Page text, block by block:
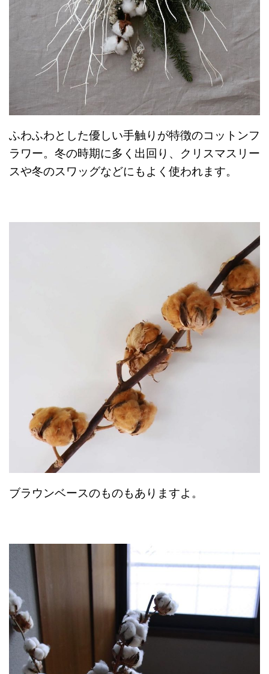
ふわふわとした優しい手触りが特徴のコットンフ
ラワー。冬の時期に多く出回り、クリスマスリー
スや冬のスワッグなどにもよく使われます。
ブラウンベースのものもありますよ。